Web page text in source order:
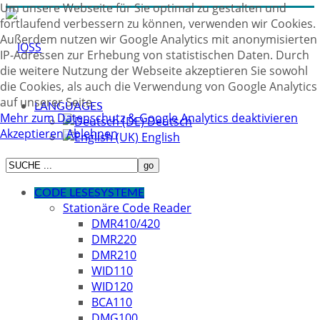
LANGUAGES
Deutsch
English
CODE LESESYSTEME
Stationäre Code Reader
DMR410/420
DMR220
DMR210
WID110
WID120
BCA110
Um unsere Webseite für Sie optimal zu gestalten und
fortlaufend verbessern zu können, verwenden wir Cookies.
Außerdem nutzen wir Google Analytics mit anonymisierten
IP-Adressen zur Erhebung von statistischen Daten. Durch
die weitere Nutzung der Webseite akzeptieren Sie sowohl
die Cookies, als auch die Verwendung von Google Analytics
auf unserer Seite.
Mehr zum Datenschutz & Google Analytics deaktivieren
AkzeptierenAblehnen